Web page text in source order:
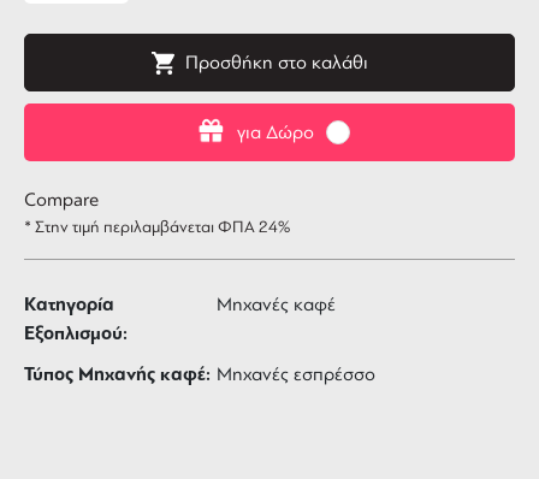
για Δώρο
Προσθήκη στο καλάθι
Compare
* Στην τιμή περιλαμβάνεται ΦΠΑ 24%
Κατηγορία
Εξοπλισμού:
Μηχανές καφέ
Τύπος Μηχανής καφέ: Μηχανές εσπρέσσο